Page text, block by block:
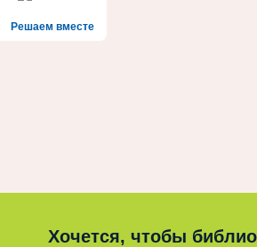
Решаем вместе
Хочется, чтобы